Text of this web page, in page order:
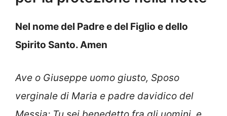
Nel nome del Padre e del Figlio e dello
Spirito Santo. Amen
Ave o Giuseppe uomo giusto, Sposo
verginale di Maria e padre davidico del